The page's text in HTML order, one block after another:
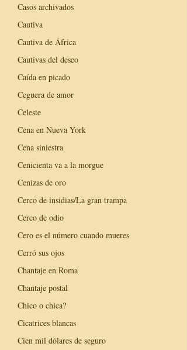
Casos archivados
Cautiva
Cautiva de África
Cautivas del deseo
Caída en picado
Ceguera de amor
Celeste
Cena en Nueva York
Cena siniestra
Cenicienta va a la morgue
Cenizas de oro
Cerco de insidias/La gran trampa
Cerco de odio
Cero es el número cuando mueres
Cerró sus ojos
Chantaje en Roma
Chantaje postal
Chico o chica?
Cicatrices blancas
Cien mil dólares de seguro